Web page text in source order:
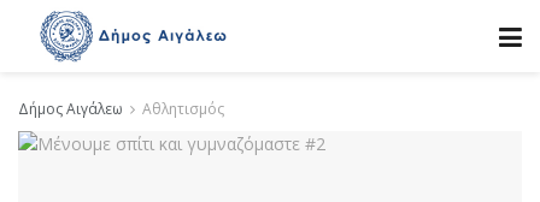
Δήμος Αιγάλεω Αθλητισμός